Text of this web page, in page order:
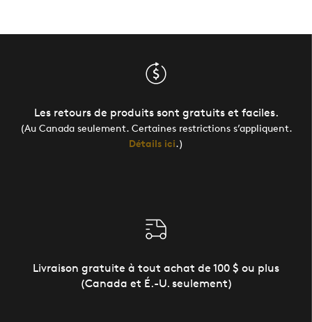
Les retours de produits sont gratuits et faciles.
(Au Canada seulement. Certaines restrictions s’appliquent.
Détails ici.)
Livraison gratuite à tout achat de 100 $ ou plus
(Canada et É.-U. seulement)